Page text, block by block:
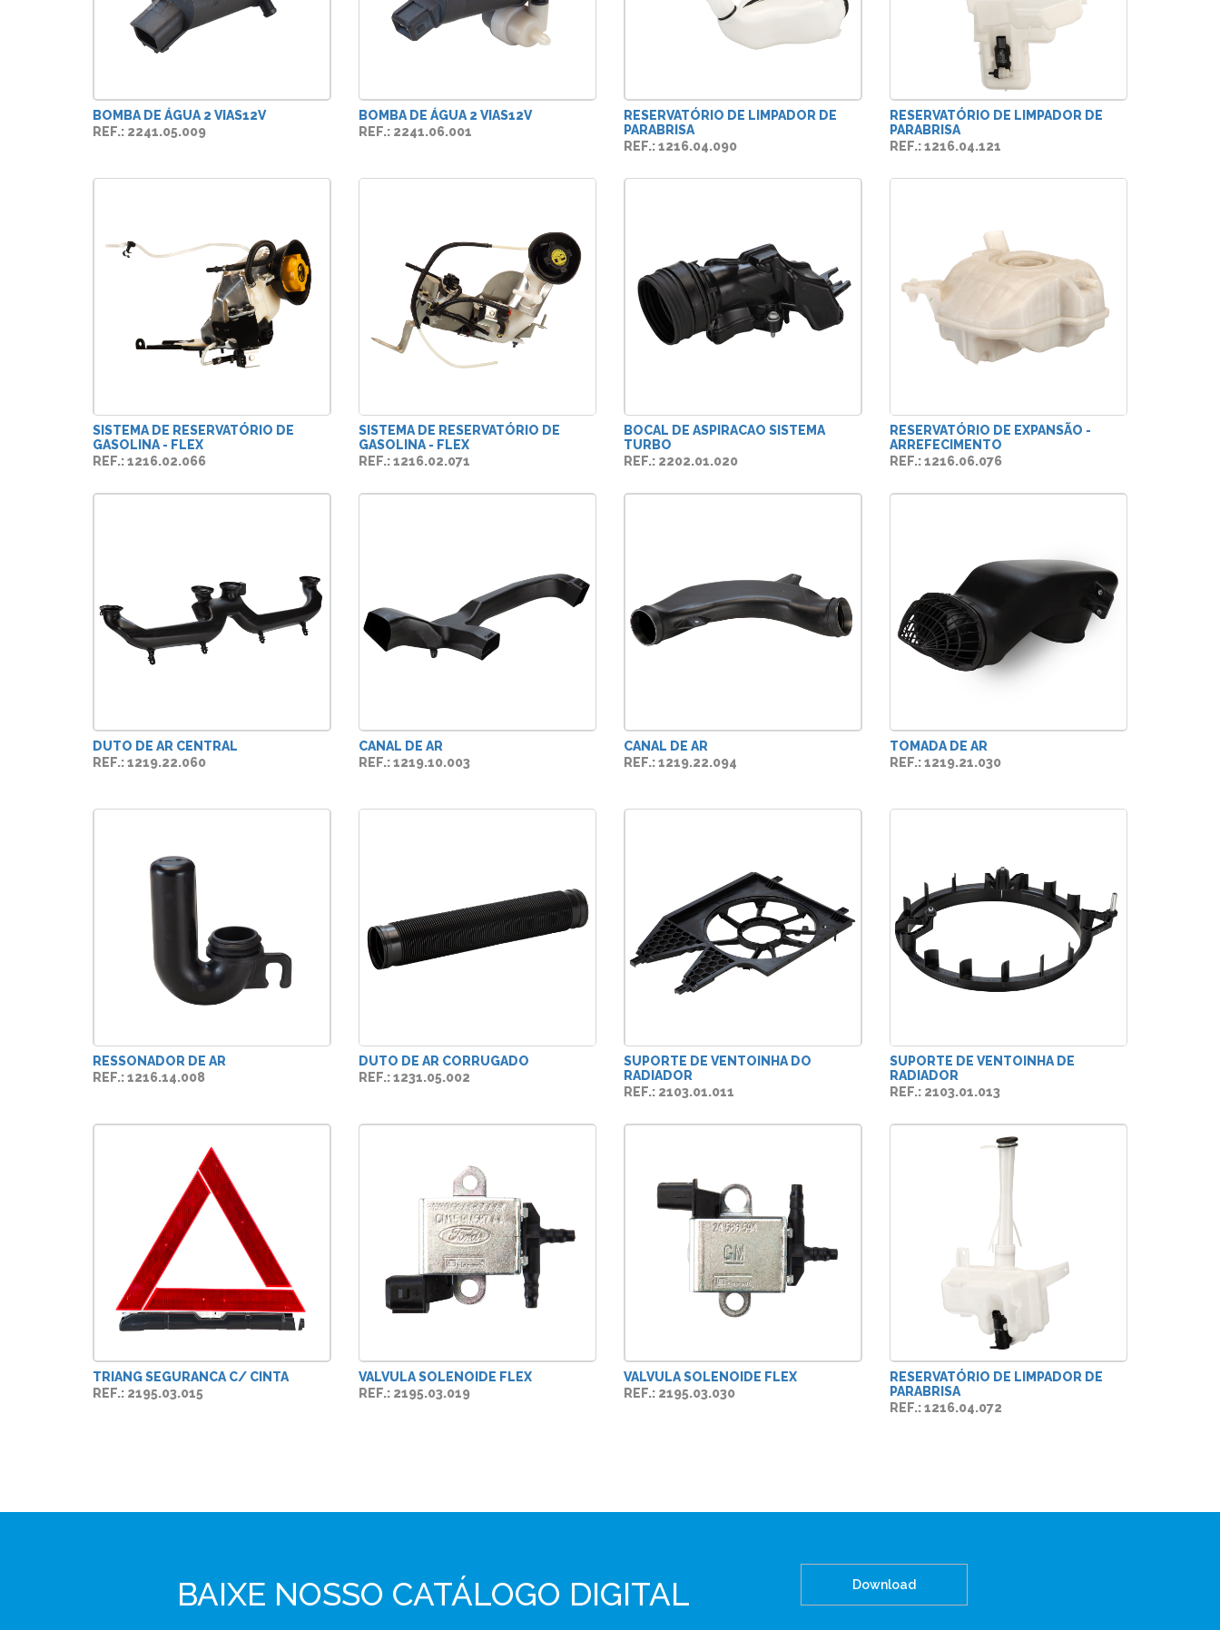
BOMBA DE ÁGUA 2 VIAS12V
REF.: 2241.05.009
BOMBA DE ÁGUA 2 VIAS12V
REF.: 2241.06.001
RESERVATÓRIO DE LIMPADOR DE
PARABRISA
REF.: 1216.04.090
RESERVATÓRIO DE LIMPADOR DE
PARABRISA
REF.: 1216.04.121
SISTEMA DE RESERVATÓRIO DE
GASOLINA - FLEX
REF.: 1216.02.066
SISTEMA DE RESERVATÓRIO DE
GASOLINA - FLEX
REF.: 1216.02.071
BOCAL DE ASPIRACAO SISTEMA
TURBO
REF.: 2202.01.020
RESERVATÓRIO DE EXPANSÃO -
ARREFECIMENTO
REF.: 1216.06.076
DUTO DE AR CENTRAL
REF.: 1219.22.060
CANAL DE AR
REF.: 1219.10.003
CANAL DE AR
REF.: 1219.22.094
TOMADA DE AR
REF.: 1219.21.030
RESSONADOR DE AR
REF.: 1216.14.008
DUTO DE AR CORRUGADO
REF.: 1231.05.002
SUPORTE DE VENTOINHA DO
RADIADOR
REF.: 2103.01.011
SUPORTE DE VENTOINHA DE
RADIADOR
REF.: 2103.01.013
TRIANG SEGURANCA C/ CINTA
REF.: 2195.03.015
VALVULA SOLENOIDE FLEX
REF.: 2195.03.019
VALVULA SOLENOIDE FLEX
REF.: 2195.03.030
RESERVATÓRIO DE LIMPADOR DE
PARABRISA
REF.: 1216.04.072
BAIXE NOSSO CATÁLOGO DIGITAL Download